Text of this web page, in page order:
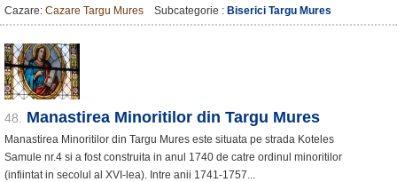
Cazare: Cazare Targu Mures Subcategorie : Biserici Targu Mures
48. Manastirea Minoritilor din Targu Mures
Manastirea Minoritilor din Targu Mures este situata pe strada Koteles
Samule nr.4 si a fost construita in anul 1740 de catre ordinul minoritilor
(infiintat in secolul al XVI-lea). Intre anii 1741-1757...